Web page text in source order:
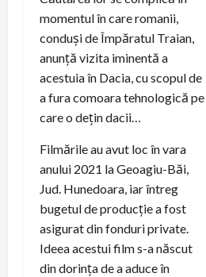
momentul în care romanii,
conduși de Împăratul Traian,
anunță vizita iminentă a
acestuia în Dacia, cu scopul de
a fura comoara tehnologică pe
care o dețin dacii…
Filmările au avut loc în vara
anului 2021 la Geoagiu-Băi,
Jud. Hunedoara, iar întreg
bugetul de producție a fost
asigurat din fonduri private.
Ideea acestui film s-a născut
din dorința de a aduce în